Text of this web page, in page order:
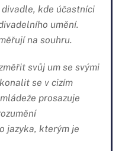
kde účastníci
umění.
na souhru.
svůj um se svými
se v cizím
prosazuje
jazyka, kterým je